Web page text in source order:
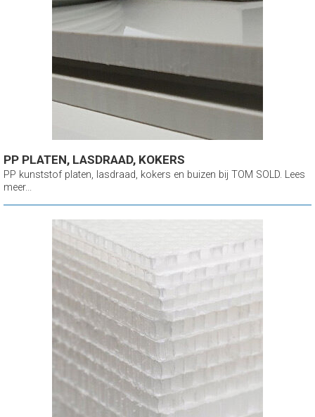
PP PLATEN, LASDRAAD, KOKERS
PP kunststof platen, lasdraad, kokers en buizen bij TOM SOLD. Lees
meer...